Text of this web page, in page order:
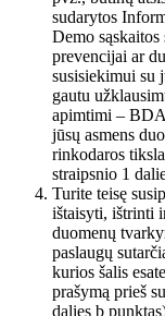
sudarytos
Demo
prevencijai ar
susisiekimui su
gautu
apimtimi –
jūsų asmens
rinkodaros
straipsnio 1
Turite teisę
ištaisyti, ištrinti
duomenų
paslaugų
kurios šalis
prašymą prieš
dalies b